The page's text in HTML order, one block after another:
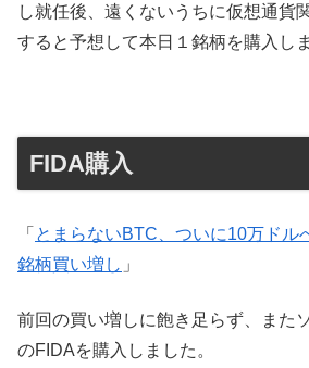
し就任後、遠くないうちに仮想通貨
すると予想して本日１銘柄を購入し
FIDA購入
「 とまらないBTC、ついに10万ドル
銘柄買い増し 」
前回の買い増しに飽き足らず、また
のFIDAを購入しました。